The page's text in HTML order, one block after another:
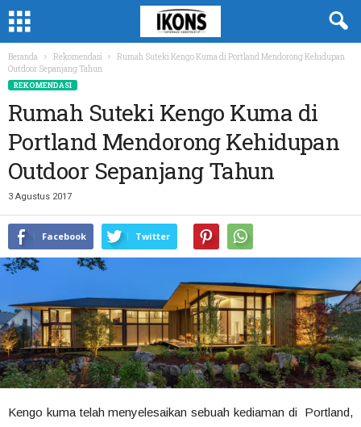
Beranda Rekomendasi
Rumah Suteki Kengo Kuma di Portland Mendorong Kehidupan
Outdoor Sepanjang Tahun
REKOMENDASI
Rumah Suteki Kengo Kuma di
Portland Mendorong Kehidupan
Outdoor Sepanjang Tahun
3 Agustus 2017
Facebook Twitter
Kengo kuma telah menyelesaikan sebuah kediaman di Portland,